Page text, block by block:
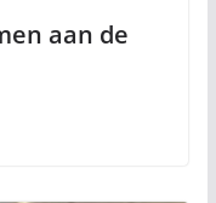
aan de